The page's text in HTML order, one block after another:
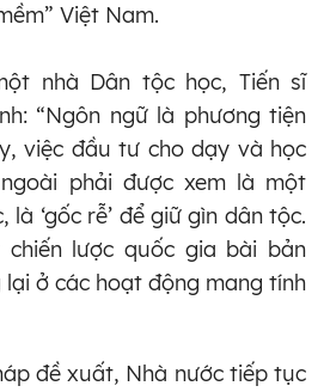
Việt Nam.
nhà Dân tộc học, Tiến sĩ
“Ngôn ngữ là phương tiện
việc đầu tư cho dạy và học
phải được xem là một
là ‘gốc rễ’ để giữ gìn dân tộc.
lược quốc gia bài bản
lại ở các hoạt động mang tính
đề xuất, Nhà nước tiếp tục